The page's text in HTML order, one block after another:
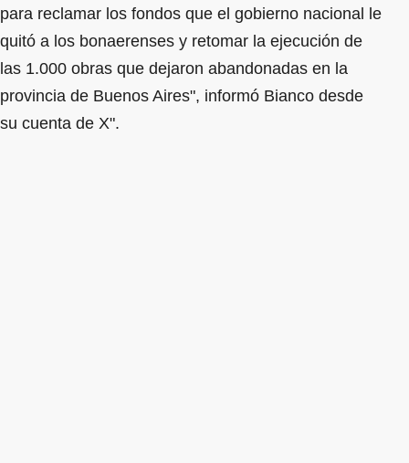
para reclamar los fondos que el gobierno nacional le
quitó a los bonaerenses y retomar la ejecución de
las 1.000 obras que dejaron abandonadas en la
provincia de Buenos Aires", informó Bianco desde
su cuenta de X".